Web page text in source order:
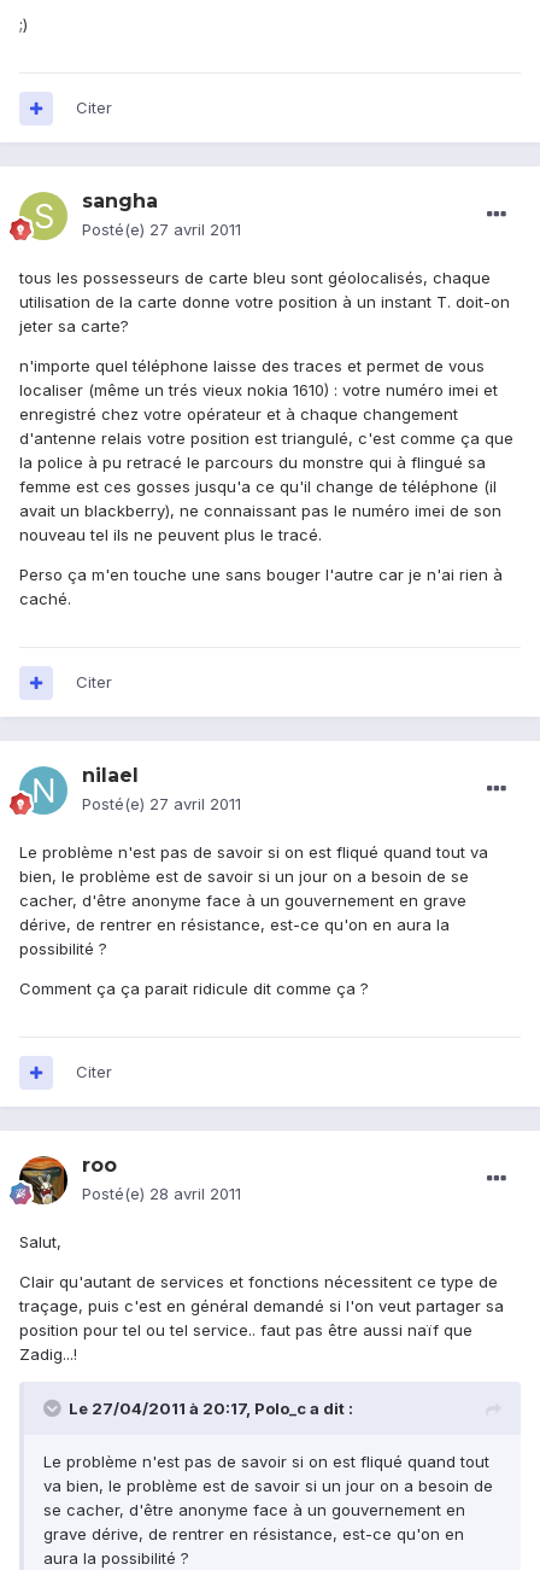
;)
Citer
sangha
Posté(e) 27 avril 2011
tous les possesseurs de carte bleu sont géolocalisés, chaque
utilisation de la carte donne votre position à un instant T. doit-on
jeter sa carte?
n'importe quel téléphone laisse des traces et permet de vous
localiser (même un trés vieux nokia 1610) : votre numéro imei et
enregistré chez votre opérateur et à chaque changement
d'antenne relais votre position est triangulé, c'est comme ça que
la police à pu retracé le parcours du monstre qui à flingué sa
femme est ces gosses jusqu'a ce qu'il change de téléphone (il
avait un blackberry), ne connaissant pas le numéro imei de son
nouveau tel ils ne peuvent plus le tracé.
Perso ça m'en touche une sans bouger l'autre car je n'ai rien à
caché.
Citer
nilael
Posté(e) 27 avril 2011
Le problème n'est pas de savoir si on est fliqué quand tout va
bien, le problème est de savoir si un jour on a besoin de se
cacher, d'être anonyme face à un gouvernement en grave
dérive, de rentrer en résistance, est-ce qu'on en aura la
possibilité ?
Comment ça ça parait ridicule dit comme ça ?
Citer
roo
Posté(e) 28 avril 2011
Salut,
Clair qu'autant de services et fonctions nécessitent ce type de
traçage, puis c'est en général demandé si l'on veut partager sa
position pour tel ou tel service.. faut pas être aussi naïf que
Zadig...!
Le 27/04/2011 à 20:17, Polo_c a dit :
Le problème n'est pas de savoir si on est fliqué quand tout
va bien, le problème est de savoir si un jour on a besoin de
se cacher, d'être anonyme face à un gouvernement en
grave dérive, de rentrer en résistance, est-ce qu'on en
aura la possibilité ?